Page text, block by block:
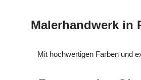
Malerhandwerk in
Mit hochwertigen Farben und